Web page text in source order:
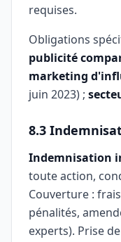
requises.
Obligations
publicité
marketing
juin 2023) ;
8.3
Indemnisation
toute action,
Couverture :
pénalités,
experts). Prise